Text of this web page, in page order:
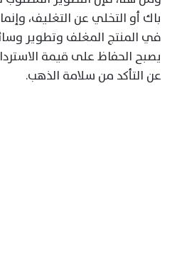
باك أو التخلي عن التغليف،
في المنتج المغلف وتطوير
يصبح الحفاظ على قيمة
عن التأكد من سلامة الذهب.